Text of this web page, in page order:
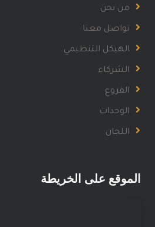
من نحن
تواصل معنا
الهيكل التنظيمي
الشركاء
الفروع
الوحدات
اللجان
الموقع على الخريطة